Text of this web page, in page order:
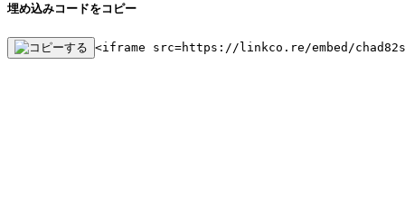
埋め込みコードをコピー
<iframe src=https://linkco.re/embed/